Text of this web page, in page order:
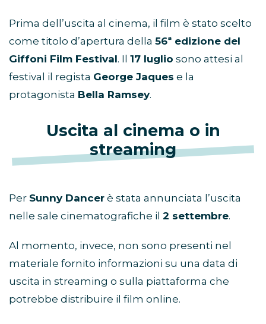
Prima dell’uscita al cinema, il film è stato scelto
come titolo d’apertura della 56ª edizione del
Giffoni Film Festival. Il 17 luglio sono attesi al
festival il regista George Jaques e la
protagonista Bella Ramsey.
Uscita al cinema o in
streaming
Per Sunny Dancer è stata annunciata l’uscita
nelle sale cinematografiche il 2 settembre.
Al momento, invece, non sono presenti nel
materiale fornito informazioni su una data di
uscita in streaming o sulla piattaforma che
potrebbe distribuire il film online.